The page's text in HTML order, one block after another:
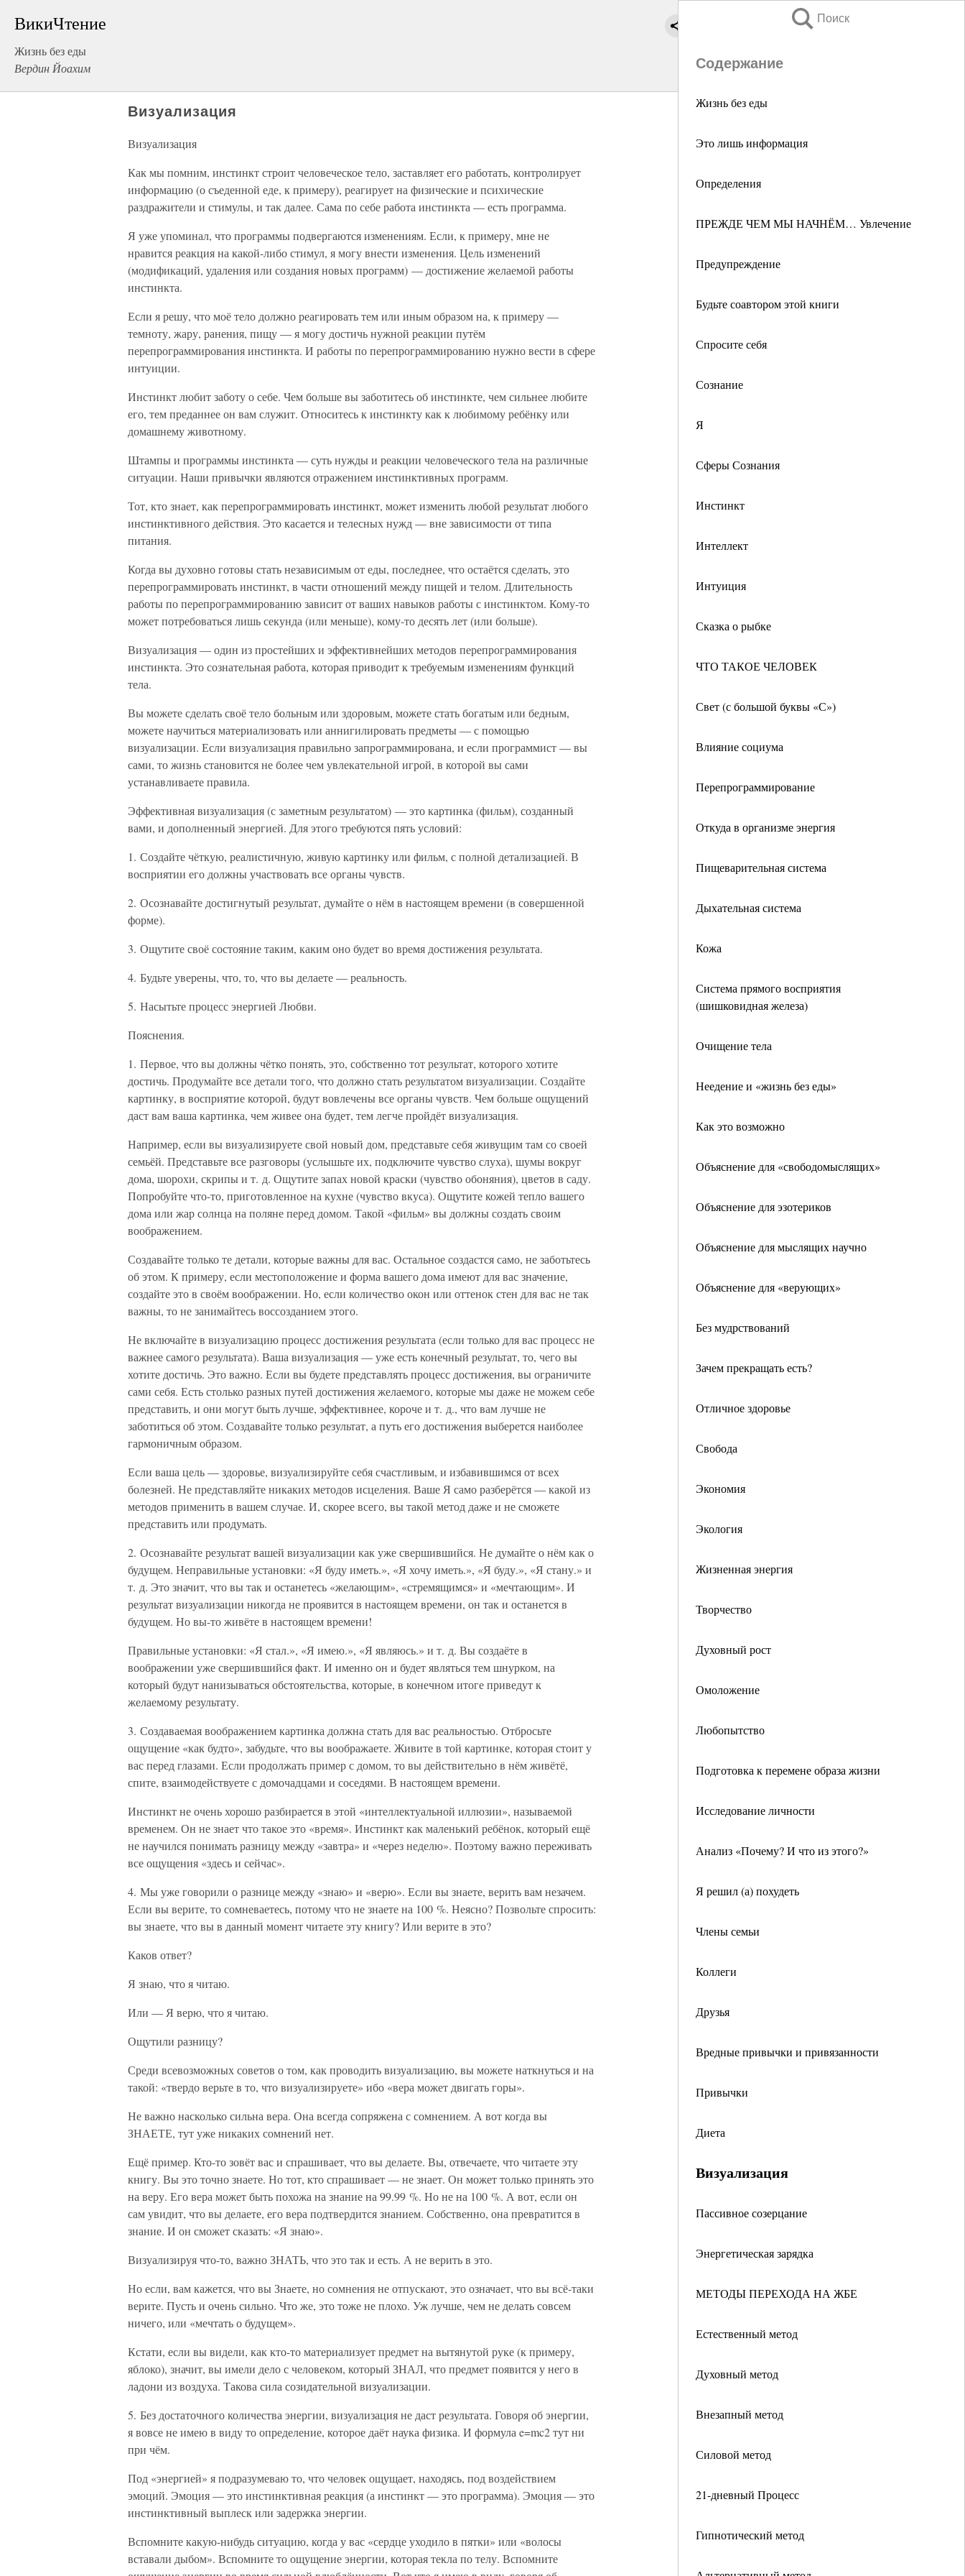
ВикиЧтение
Жизнь без еды
Вердин Йоахим
Поиск
Содержание
Жизнь без еды
Это лишь информация
Определения
ПРЕЖДЕ ЧЕМ МЫ НАЧНЁМ… Увлечение
Предупреждение
Будьте соавтором этой книги
Спросите себя
Сознание
Я
Сферы Сознания
Инстинкт
Интеллект
Интуиция
Сказка о рыбке
ЧТО ТАКОЕ ЧЕЛОВЕК
Свет (с большой буквы «С»)
Влияние социума
Перепрограммирование
Откуда в организме энергия
Пищеварительная система
Дыхательная система
Кожа
Система прямого восприятия
(шишковидная железа)
Очищение тела
Неедение и «жизнь без еды»
Как это возможно
Объяснение для «свободомыслящих»
Объяснение для эзотериков
Объяснение для мыслящих научно
Объяснение для «верующих»
Без мудрствований
Зачем прекращать есть?
Отличное здоровье
Свобода
Экономия
Экология
Жизненная энергия
Творчество
Духовный рост
Омоложение
Любопытство
Подготовка к перемене образа жизни
Исследование личности
Анализ «Почему? И что из этого?»
Я решил (а) похудеть
Члены семьи
Коллеги
Друзья
Вредные привычки и привязанности
Привычки
Диета
Визуализация
Пассивное созерцание
Энергетическая зарядка
МЕТОДЫ ПЕРЕХОДА НА ЖБЕ
Естественный метод
Духовный метод
Внезапный метод
Силовой метод
21-дневный Процесс
Гипнотический метод
Визуализация
Визуализация
Как мы помним, инстинкт строит человеческое тело, заставляет его работать, контролирует
информацию (о съеденной еде, к примеру), реагирует на физические и психические
раздражители и стимулы, и так далее. Сама по себе работа инстинкта — есть программа.
Я уже упоминал, что программы подвергаются изменениям. Если, к примеру, мне не
нравится реакция на какой-либо стимул, я могу внести изменения. Цель изменений
(модификаций, удаления или создания новых программ) — достижение желаемой работы
инстинкта.
Если я решу, что моё тело должно реагировать тем или иным образом на, к примеру —
темноту, жару, ранения, пищу — я могу достичь нужной реакции путём
перепрограммирования инстинкта. И работы по перепрограммированию нужно вести в сфере
интуиции.
Инстинкт любит заботу о себе. Чем больше вы заботитесь об инстинкте, чем сильнее любите
его, тем преданнее он вам служит. Относитесь к инстинкту как к любимому ребёнку или
домашнему животному.
Штампы и программы инстинкта — суть нужды и реакции человеческого тела на различные
ситуации. Наши привычки являются отражением инстинктивных программ.
Тот, кто знает, как перепрограммировать инстинкт, может изменить любой результат любого
инстинктивного действия. Это касается и телесных нужд — вне зависимости от типа
питания.
Когда вы духовно готовы стать независимым от еды, последнее, что остаётся сделать, это
перепрограммировать инстинкт, в части отношений между пищей и телом. Длительность
работы по перепрограммированию зависит от ваших навыков работы с инстинктом. Кому-то
может потребоваться лишь секунда (или меньше), кому-то десять лет (или больше).
Визуализация — один из простейших и эффективнейших методов перепрограммирования
инстинкта. Это сознательная работа, которая приводит к требуемым изменениям функций
тела.
Вы можете сделать своё тело больным или здоровым, можете стать богатым или бедным,
можете научиться материализовать или аннигилировать предметы — с помощью
визуализации. Если визуализация правильно запрограммирована, и если программист — вы
сами, то жизнь становится не более чем увлекательной игрой, в которой вы сами
устанавливаете правила.
Эффективная визуализация (с заметным результатом) — это картинка (фильм), созданный
вами, и дополненный энергией. Для этого требуются пять условий:
1. Создайте чёткую, реалистичную, живую картинку или фильм, с полной детализацией. В
восприятии его должны участвовать все органы чувств.
2. Осознавайте достигнутый результат, думайте о нём в настоящем времени (в совершенной
форме).
3. Ощутите своё состояние таким, каким оно будет во время достижения результата.
4. Будьте уверены, что, то, что вы делаете — реальность.
5. Насытьте процесс энергией Любви.
Пояснения.
1. Первое, что вы должны чётко понять, это, собственно тот результат, которого хотите
достичь. Продумайте все детали того, что должно стать результатом визуализации. Создайте
картинку, в восприятие которой, будут вовлечены все органы чувств. Чем больше ощущений
даст вам ваша картинка, чем живее она будет, тем легче пройдёт визуализация.
Например, если вы визуализируете свой новый дом, представьте себя живущим там со своей
семьёй. Представьте все разговоры (услышьте их, подключите чувство слуха), шумы вокруг
дома, шорохи, скрипы и т. д. Ощутите запах новой краски (чувство обоняния), цветов в саду.
Попробуйте что-то, приготовленное на кухне (чувство вкуса). Ощутите кожей тепло вашего
дома или жар солнца на поляне перед домом. Такой «фильм» вы должны создать своим
воображением.
Создавайте только те детали, которые важны для вас. Остальное создастся само, не заботьтесь
об этом. К примеру, если местоположение и форма вашего дома имеют для вас значение,
создайте это в своём воображении. Но, если количество окон или оттенок стен для вас не так
важны, то не занимайтесь воссозданием этого.
Не включайте в визуализацию процесс достижения результата (если только для вас процесс не
важнее самого результата). Ваша визуализация — уже есть конечный результат, то, чего вы
хотите достичь. Это важно. Если вы будете представлять процесс достижения, вы ограничите
сами себя. Есть столько разных путей достижения желаемого, которые мы даже не можем себе
представить, и они могут быть лучше, эффективнее, короче и т. д., что вам лучше не
заботиться об этом. Создавайте только результат, а путь его достижения выберется наиболее
гармоничным образом.
Если ваша цель — здоровье, визуализируйте себя счастливым, и избавившимся от всех
болезней. Не представляйте никаких методов исцеления. Ваше Я само разберётся — какой из
методов применить в вашем случае. И, скорее всего, вы такой метод даже и не сможете
представить или продумать.
2. Осознавайте результат вашей визуализации как уже свершившийся. Не думайте о нём как о
будущем. Неправильные установки: «Я буду иметь.», «Я хочу иметь.», «Я буду.», «Я стану.» и
т. д. Это значит, что вы так и останетесь «желающим», «стремящимся» и «мечтающим». И
результат визуализации никогда не проявится в настоящем времени, он так и останется в
будущем. Но вы-то живёте в настоящем времени!
Правильные установки: «Я стал.», «Я имею.», «Я являюсь.» и т. д. Вы создаёте в
воображении уже свершившийся факт. И именно он и будет являться тем шнурком, на
который будут нанизываться обстоятельства, которые, в конечном итоге приведут к
желаемому результату.
3. Создаваемая воображением картинка должна стать для вас реальностью. Отбросьте
ощущение «как будто», забудьте, что вы воображаете. Живите в той картинке, которая стоит у
вас перед глазами. Если продолжать пример с домом, то вы действительно в нём живётё,
спите, взаимодействуете с домочадцами и соседями. В настоящем времени.
Инстинкт не очень хорошо разбирается в этой «интеллектуальной иллюзии», называемой
временем. Он не знает что такое это «время». Инстинкт как маленький ребёнок, который ещё
не научился понимать разницу между «завтра» и «через неделю». Поэтому важно переживать
все ощущения «здесь и сейчас».
4. Мы уже говорили о разнице между «знаю» и «верю». Если вы знаете, верить вам незачем.
Если вы верите, то сомневаетесь, потому что не знаете на 100 %. Неясно? Позвольте спросить:
вы знаете, что вы в данный момент читаете эту книгу? Или верите в это?
Каков ответ?
Я знаю, что я читаю.
Или — Я верю, что я читаю.
Ощутили разницу?
Среди всевозможных советов о том, как проводить визуализацию, вы можете наткнуться и на
такой: «твердо верьте в то, что визуализируете» ибо «вера может двигать горы».
Не важно насколько сильна вера. Она всегда сопряжена с сомнением. А вот когда вы
ЗНАЕТЕ, тут уже никаких сомнений нет.
Ещё пример. Кто-то зовёт вас и спрашивает, что вы делаете. Вы, отвечаете, что читаете эту
книгу. Вы это точно знаете. Но тот, кто спрашивает — не знает. Он может только принять это
на веру. Его вера может быть похожа на знание на 99.99 %. Но не на 100 %. А вот, если он
сам увидит, что вы делаете, его вера подтвердится знанием. Собственно, она превратится в
знание. И он сможет сказать: «Я знаю».
Визуализируя что-то, важно ЗНАТЬ, что это так и есть. А не верить в это.
Но если, вам кажется, что вы Знаете, но сомнения не отпускают, это означает, что вы всё-таки
верите. Пусть и очень сильно. Что же, это тоже не плохо. Уж лучше, чем не делать совсем
ничего, или «мечтать о будущем».
Кстати, если вы видели, как кто-то материализует предмет на вытянутой руке (к примеру,
яблоко), значит, вы имели дело с человеком, который ЗНАЛ, что предмет появится у него в
ладони из воздуха. Такова сила созидательной визуализации.
5. Без достаточного количества энергии, визуализация не даст результата. Говоря об энергии,
я вовсе не имею в виду то определение, которое даёт наука физика. И формула e=mc2 тут ни
при чём.
Под «энергией» я подразумеваю то, что человек ощущает, находясь, под воздействием
эмоций. Эмоция — это инстинктивная реакция (а инстинкт — это программа). Эмоция — это
инстинктивный выплеск или задержка энергии.
Вспомните какую-нибудь ситуацию, когда у вас «сердце уходило в пятки» или «волосы
вставали дыбом». Вспомните то ощущение энергии, которая текла по телу. Вспомните